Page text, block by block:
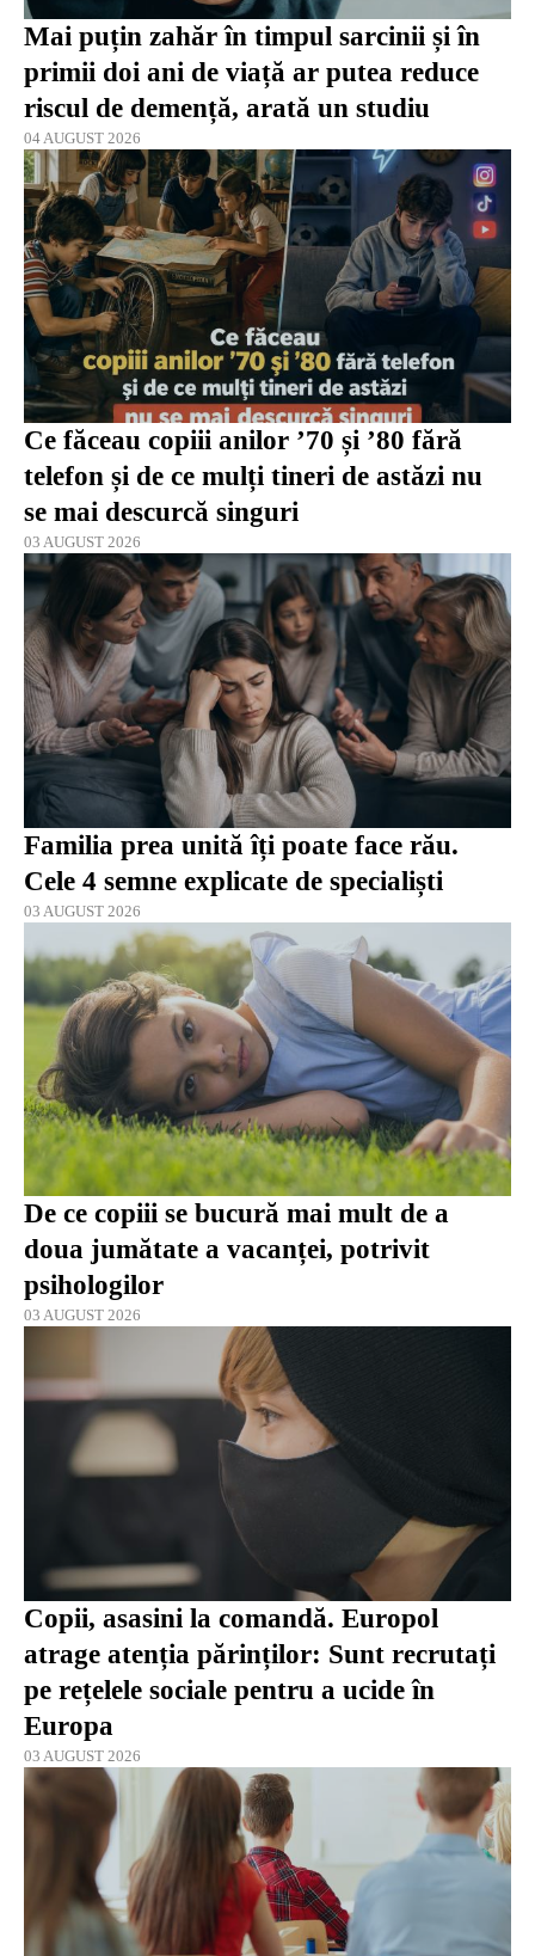
Mai puțin zahăr în timpul sarcinii și în
primii doi ani de viață ar putea reduce
riscul de demență, arată un studiu
04 AUGUST 2026
Ce făceau copiii anilor ’70 și ’80 fără
telefon și de ce mulți tineri de astăzi nu
se mai descurcă singuri
03 AUGUST 2026
Familia prea unită îți poate face rău.
Cele 4 semne explicate de specialiști
03 AUGUST 2026
De ce copiii se bucură mai mult de a
doua jumătate a vacanței, potrivit
psihologilor
03 AUGUST 2026
Copii, asasini la comandă. Europol
atrage atenția părinților: Sunt recrutați
pe rețelele sociale pentru a ucide în
Europa
03 AUGUST 2026